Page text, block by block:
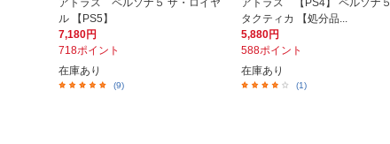
アトラス ペルソナ５ ザ・ロイヤ
ル 【PS5】
7,180円
718ポイント
在庫あり
(9)
アトラス 【PS4】 ペルソナ５
タクティカ 【処分品...
5,880円
588ポイント
在庫あり
(1)